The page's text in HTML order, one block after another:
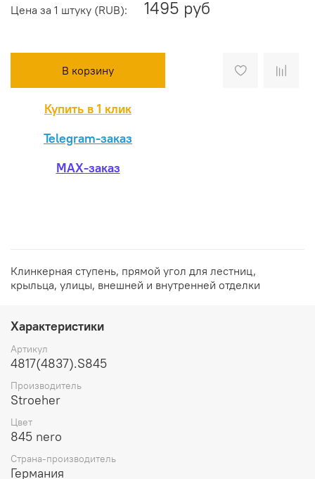
Цена за 1 штуку (RUB): 1495 руб
В корзину
Купить в 1 клик
Telegram-заказ
MAX-заказ
Клинкерная ступень, прямой угол для лестниц,
крыльца, улицы, внешней и внутренней отделки
Характеристики
Артикул
4817(4837).S845
Производитель
Stroeher
Цвет
845 nero
Страна-производитель
Германия